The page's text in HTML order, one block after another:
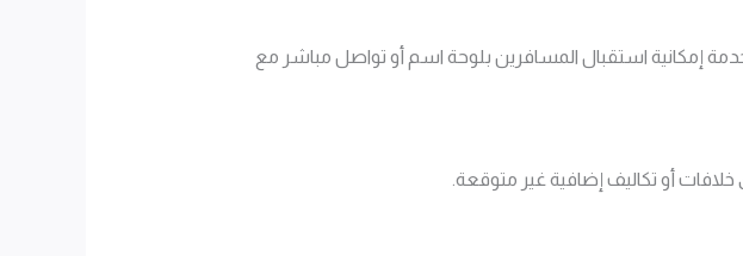
إمكانية استقبال المسافرين بلوحة اسم أو تواصل مباشر مع
خلافات أو تكاليف إضافية غير متوقعة.